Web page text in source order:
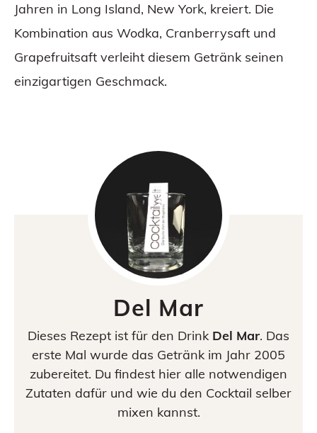
Jahren in Long Island, New York, kreiert. Die
Kombination aus Wodka, Cranberrysaft und
Grapefruitsaft verleiht diesem Getränk seinen
einzigartigen Geschmack.
Del Mar
Dieses Rezept ist für den Drink Del Mar. Das
erste Mal wurde das Getränk im Jahr 2005
zubereitet. Du findest hier alle notwendigen
Zutaten dafür und wie du den Cocktail selber
mixen kannst.